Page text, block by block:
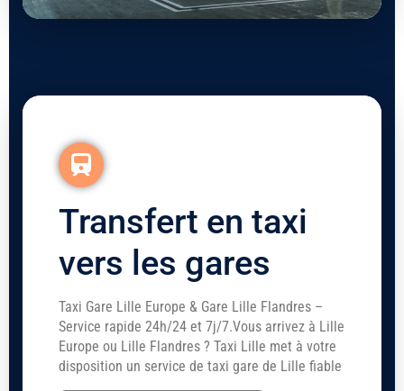
Transfert en taxi
vers les gares
Taxi Gare Lille Europe & Gare Lille Flandres –
Service rapide 24h/24 et 7j/7.Vous arrivez à Lille
Europe ou Lille Flandres ? Taxi Lille met à votre
disposition un service de taxi gare de Lille fiable